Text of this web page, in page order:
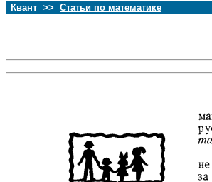
Квант >> Статьи по математике